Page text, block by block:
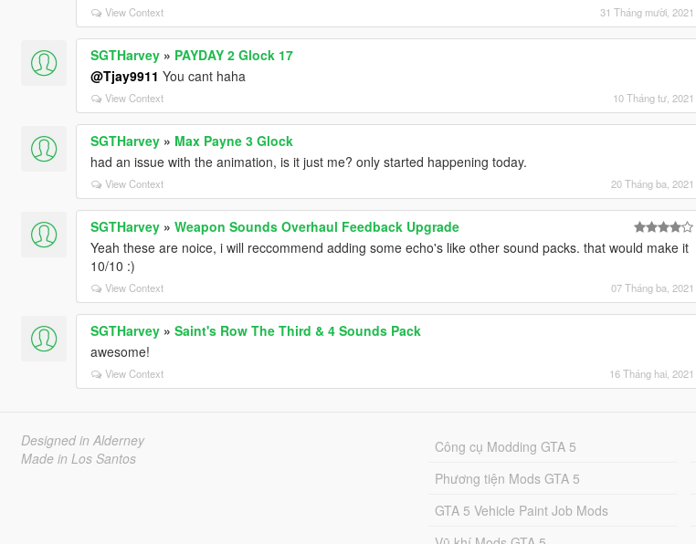
View Context 31 Tháng mười, 2021
SGTHarvey» PAYDAY 2 Glock 17
@Tjay9911 You cant haha
View Context 10 Tháng tư, 2021
SGTHarvey» Max Payne 3 Glock
had an issue with the animation, is it just me? only started happening today.
View Context 20 Tháng ba, 2021
SGTHarvey» Weapon Sounds Overhaul Feedback Upgrade
Yeah these are noice, i will reccommend adding some echo's like other sound packs. that would make it
10/10 :)
View Context 07 Tháng ba, 2021
SGTHarvey» Saint's Row The Third & 4 Sounds Pack
awesome!
View Context 16 Tháng hai, 2021
Designed in Alderney
Made in Los Santos
Công cụ Modding GTA 5
Phương tiện Mods GTA 5
GTA 5 Vehicle Paint Job Mods